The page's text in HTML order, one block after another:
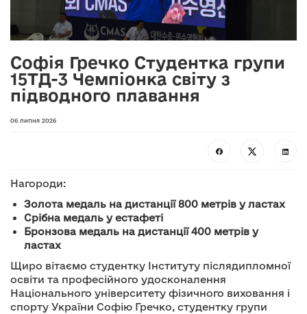
Софія Гречко Студентка групи
15ТД-3 Чемпіонка світу з
підводного плавання
06 липня 2026
Нагороди:
Золота медаль на дистанції 800 метрів у ластах
Срібна медаль у естафеті
Бронзова медаль на дистанції 400 метрів у
ластах
Щиро вітаємо студентку Інституту післядипломної
освіти та професійного удосконалення
Національного університету фізичного виховання і
спорту України Софію Гречко, студентку групи